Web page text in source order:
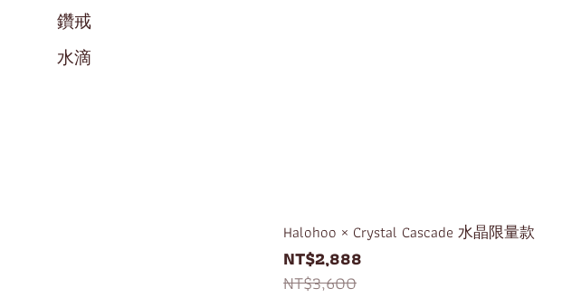
鑽戒
水滴
Halohoo × Crystal Cascade 水晶限量款
NT$2,888
NT$3,600